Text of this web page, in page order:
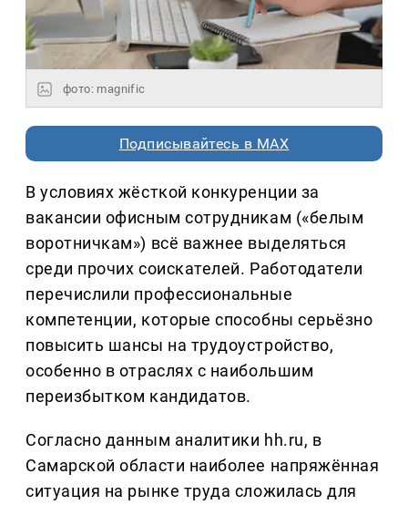
фото: magnific
Подписывайтесь в MAX
В условиях жёсткой конкуренции за
вакансии офисным сотрудникам («белым
воротничкам») всё важнее выделяться
среди прочих соискателей. Работодатели
перечислили профессиональные
компетенции, которые способны серьёзно
повысить шансы на трудоустройство,
особенно в отраслях с наибольшим
переизбытком кандидатов.
Согласно данным аналитики hh.ru, в
Самарской области наиболее напряжённая
ситуация на рынке труда сложилась для